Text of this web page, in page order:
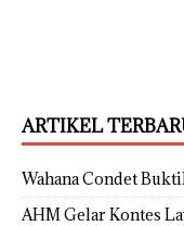
ARTIKEL
Wahana Condet
AHM Gelar Kontes